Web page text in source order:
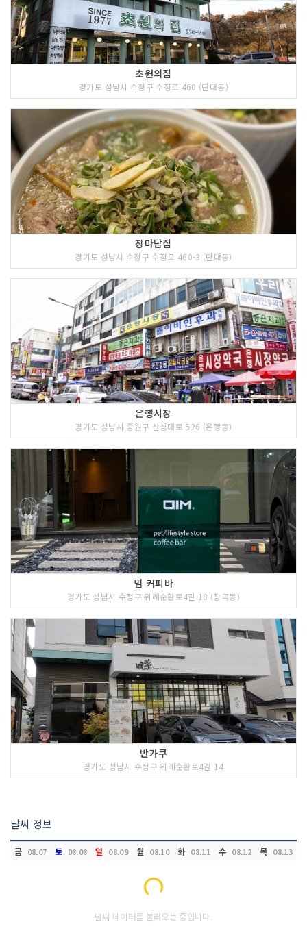
초원의집
경기도 성남시 수정구 수정로 460 (단대동)
장마담집
경기도 성남시 수정구 수정로 460-3 (단대동)
은행시장
경기도 성남시 중원구 산성대로 526 (은행동)
밈 커피바
경기도 성남시 수정구 위례순환로4길 18 (창곡동)
반가쿠
경기도 성남시 수정구 위례순환로4길 14
날씨 정보
금 08.07 토 08.08 일 08.09 월 08.10 화 08.11 수 08.12 목 08.13
Loading...
날씨 데이터를 불러오는 중입니다.